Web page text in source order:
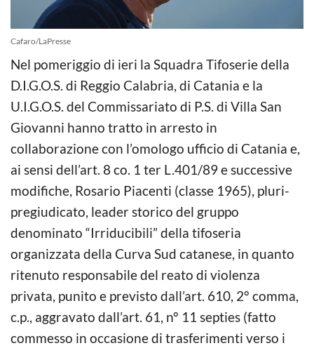
Cafaro/LaPresse
Nel pomeriggio di ieri la Squadra Tifoserie della
D.I.G.O.S. di Reggio Calabria, di Catania e la
U.I.G.O.S. del Commissariato di P.S. di Villa San
Giovanni hanno tratto in arresto in
collaborazione con l’omologo ufficio di Catania e,
ai sensi dell’art. 8 co. 1 ter L.401/89 e successive
modifiche, Rosario Piacenti (classe 1965), pluri-
pregiudicato, leader storico del gruppo
denominato “Irriducibili” della tifoseria
organizzata della Curva Sud catanese, in quanto
ritenuto responsabile del reato di violenza
privata, punito e previsto dall’art. 610, 2° comma,
c.p., aggravato dall’art. 61, n° 11 septies (fatto
commesso in occasione di trasferimenti verso i